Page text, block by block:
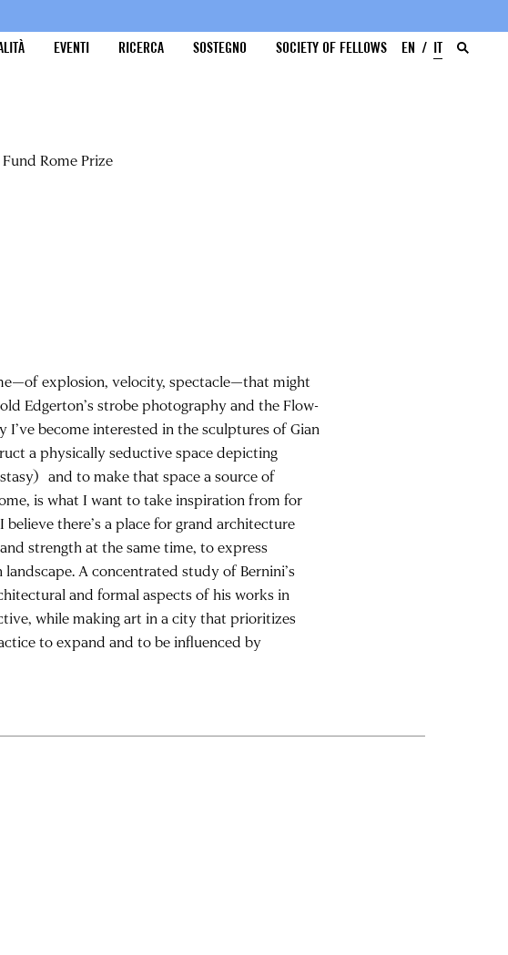
EVENTI RICERCA SOSTEGNO SOCIETY OF FELLOWS EN IT
Rome Prize
explosion, velocity, spectacle—that might
Edgerton’s strobe photography and the Flow-
become interested in the sculptures of Gian
a physically seductive space depicting
and to make that space a source of
is what I want to take inspiration from for
there’s a place for grand architecture
strength at the same time, to express
A concentrated study of Bernini’s
and formal aspects of his works in
while making art in a city that prioritizes
to expand and to be influenced by